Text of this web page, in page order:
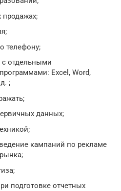
телефону;
с отдельными
Excel, Word,
;
данных;
кампаний по рекламе
подготовке отчетных